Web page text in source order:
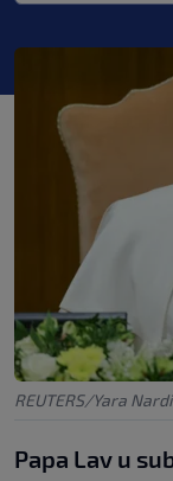
REUTERS/Yara Nardi
Papa Lav u